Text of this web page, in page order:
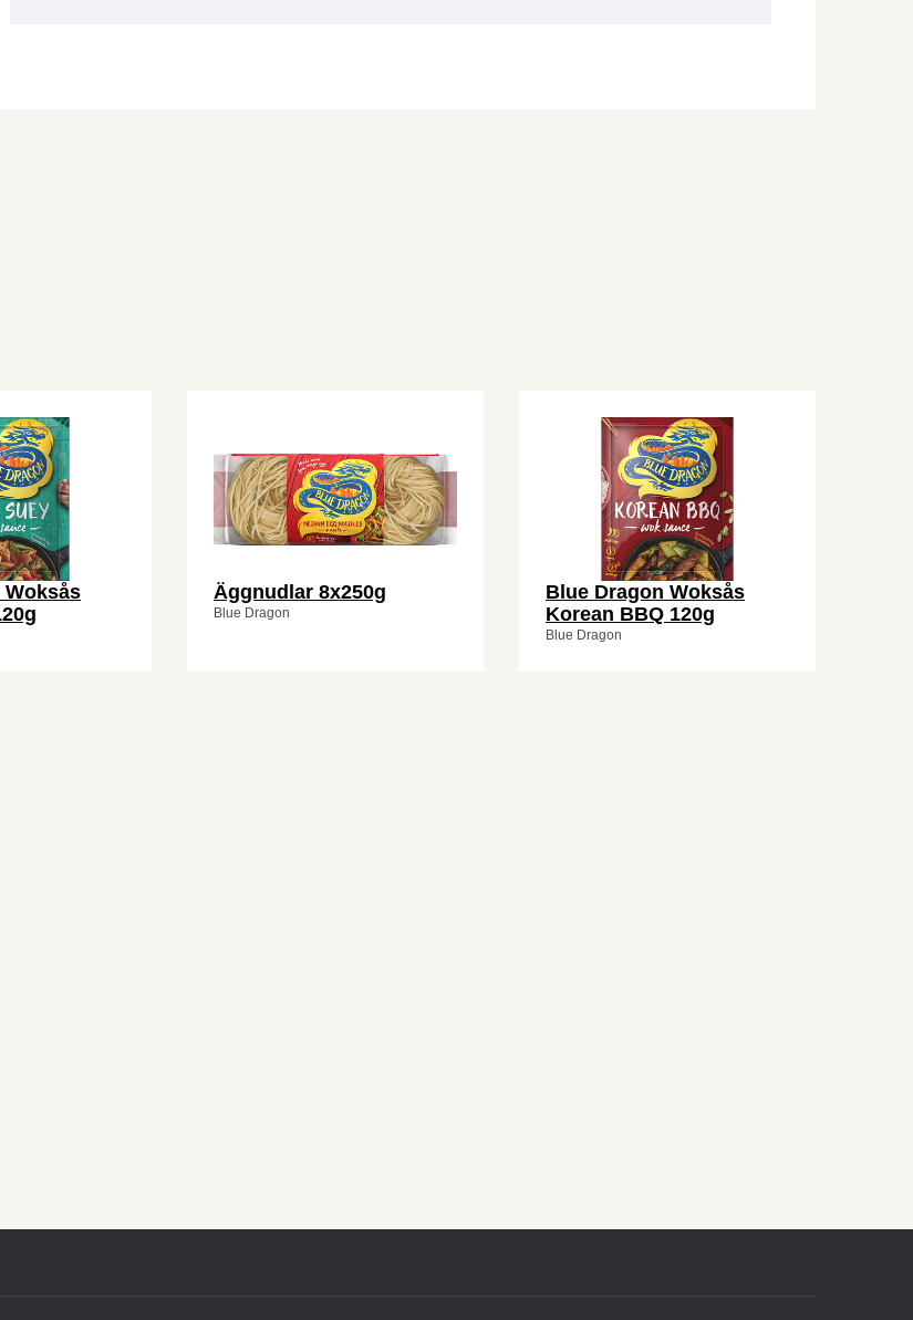
Woksås
Äggnudlar 8x250g
Blue Dragon
Blue Dragon Woksås
Korean BBQ 120g
Blue Dragon